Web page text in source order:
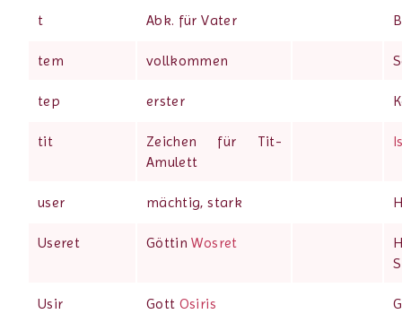
t Abk. für Vater
tem vollkommen
tep erster
tit
Zeichen für Tit-
Amulett
user mächtig, stark
Useret GöttinWosret
Usir Gott Osiris